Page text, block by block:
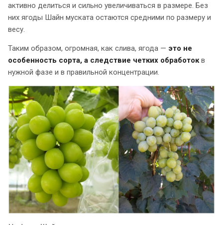
активно делиться и сильно увеличиваться в размере. Без
них ягоды Шайн муската остаются средними по размеру и
весу.
Таким образом, огромная, как слива, ягода — это не
особенность сорта, а следствие четких обработокв
нужной фазе и в правильной концентрации.